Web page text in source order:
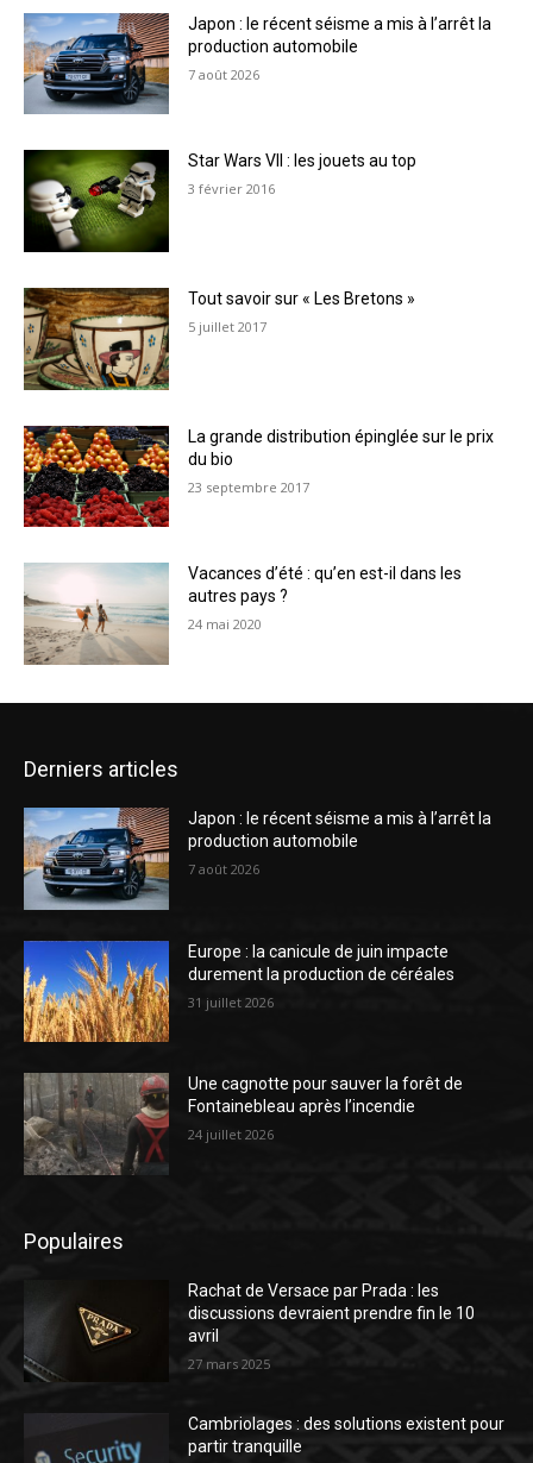
Japon : le récent séisme a mis à l’arrêt la
production automobile
7 août 2026
Star Wars VII : les jouets au top
3 février 2016
Tout savoir sur « Les Bretons »
5 juillet 2017
La grande distribution épinglée sur le prix
du bio
23 septembre 2017
Vacances d’été : qu’en est-il dans les
autres pays ?
24 mai 2020
Derniers articles
Japon : le récent séisme a mis à l’arrêt la
production automobile
7 août 2026
Europe : la canicule de juin impacte
durement la production de céréales
31 juillet 2026
Une cagnotte pour sauver la forêt de
Fontainebleau après l’incendie
24 juillet 2026
Populaires
Rachat de Versace par Prada : les
discussions devraient prendre fin le 10
avril
27 mars 2025
Cambriolages : des solutions existent pour
partir tranquille